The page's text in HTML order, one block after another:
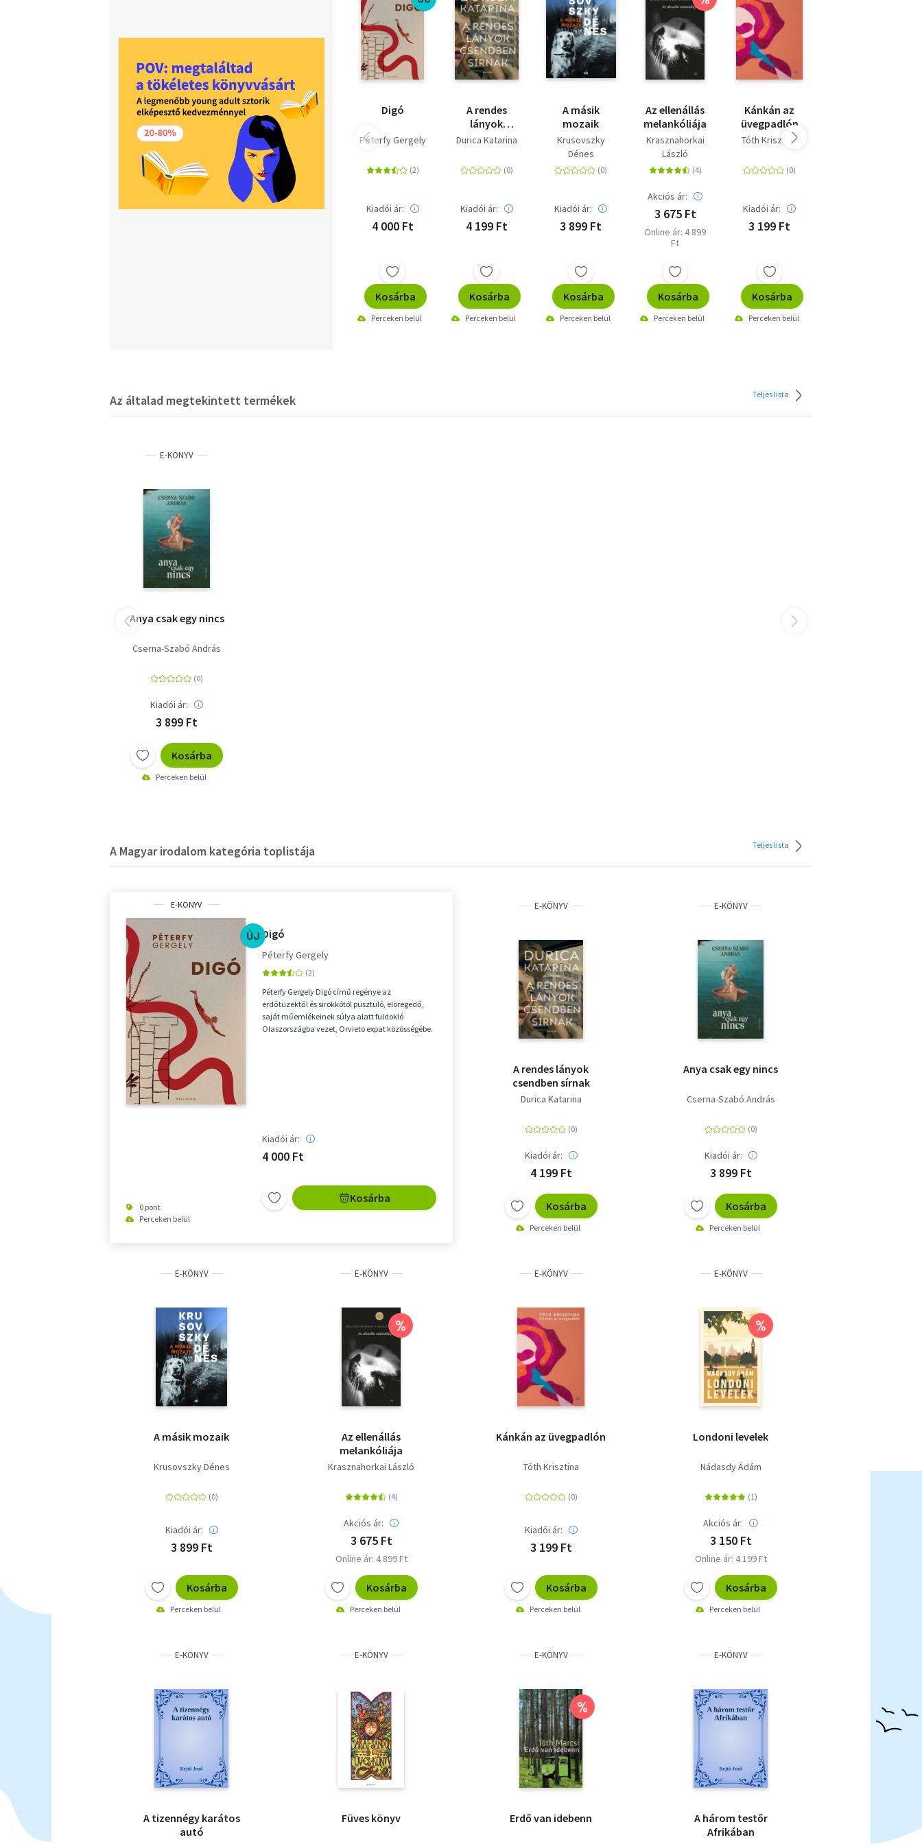
Digó
Péterfy Gergely
Kiadói ár:
4 000 Ft
Kosárba
Perceken belül
A ​rendes
lányok
csendben
Durica Katarina
Kiadói ár:
4 199 Ft
Kosárba
Perceken belül
A másik
mozaik
Krusovszky
Dénes
Kiadói ár:
3 899 Ft
Kosárba
Perceken belül
Az ellenállás
melankóliája
Krasznahorkai
László
Akciós ár:
3 675 Ft
Online ár: 4 899
Ft
Kosárba
Perceken belül
Kánkán az
üvegpadlón
Tóth Krisztina
Kiadói ár:
3 199 Ft
Kosárba
Perceken belül
Az általad megtekintett termékek Teljes lista
E-KÖNYV
Anya csak egy nincs
Cserna-Szabó András
Kiadói ár:
3 899 Ft
Kosárba
Perceken belül
A Magyar irodalom kategória toplistája Teljes lista
E-KÖNYV
ÚJ
0 pont
Perceken belül
Digó
Péterfy Gergely
Péterfy Gergely Digó című regénye az
erdőtüzektől és sirokkótól pusztuló, elöregedő,
saját műemlékeinek súlya alatt fuldokló
Olaszországba vezet, Orvieto expat közösségébe.
Kiadói ár:
4 000 Ft
Kosárba
E-KÖNYV
A ​rendes lányok
csendben sírnak
Durica Katarina
Kiadói ár:
4 199 Ft
Kosárba
Perceken belül
E-KÖNYV
Anya csak egy nincs
Cserna-Szabó András
Kiadói ár:
3 899 Ft
Kosárba
Perceken belül
E-KÖNYV
A másik mozaik
Krusovszky Dénes
Kiadói ár:
3 899 Ft
Kosárba
Perceken belül
E-KÖNYV
%
Az ellenállás
melankóliája
Krasznahorkai László
Akciós ár:
3 675 Ft
Online ár: 4 899 Ft
Kosárba
Perceken belül
E-KÖNYV
Kánkán az üvegpadlón
Tóth Krisztina
Kiadói ár:
3 199 Ft
Kosárba
Perceken belül
E-KÖNYV
%
Londoni levelek
Nádasdy Ádám
Akciós ár:
3 150 Ft
Online ár: 4 199 Ft
Kosárba
Perceken belül
E-KÖNYV
A tizennégy karátos
autó
E-KÖNYV
Füves könyv
E-KÖNYV
%
Erdő van idebenn
E-KÖNYV
A három testőr
Afrikában